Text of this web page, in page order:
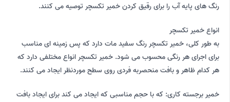
رنگ های پایه آب را برای رقیق کردن خمیر تکسچر توصیه می کنند.
انواع خمیر تکسچر
به طور کلی، خمیر تکسچر رنگ سفید مات دارد که پس زمینه ای مناسب
برای اجرای هر رنگی محسوب می شود. خمیر تکسچر انواع مختلفی دارد که
هر کدام ظاهر و بافت منحصربه فردی روی سطح موردنظر ایجاد می کنند.
خمیر برجسته کاری: که با حجم مناسبی که ایجاد می کند برای ایجاد بافت